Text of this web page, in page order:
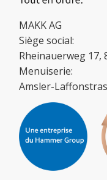
MAKK AG
Siège social:
Rheinauerweg 17,
Menuiserie:
Amsler-